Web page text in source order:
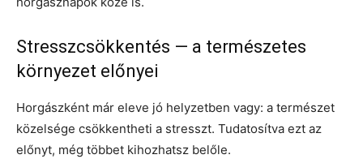
Stresszcsökkentés — a természetes
környezet előnyei
Horgászként már eleve jó helyzetben vagy: a természet
közelsége csökkentheti a stresszt. Tudatosítva ezt az
előnyt, még többet kihozhatsz belőle.